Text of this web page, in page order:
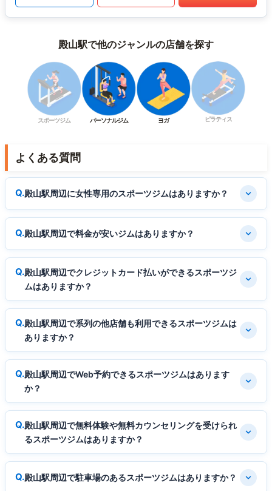
殿山駅で他のジャンルの店舗を探す
スポーツジム パーソナルジム ヨガ ピラティス
よくある質問
殿山駅周辺に女性専用のスポーツジムはありますか？
殿山駅周辺で料金が安いジムはありますか？
殿山駅周辺でクレジットカード払いができるスポーツジ
ムはありますか？
殿山駅周辺で系列の他店舗も利用できるスポーツジムは
ありますか？
殿山駅周辺でWeb予約できるスポーツジムはあります
か？
殿山駅周辺で無料体験や無料カウンセリングを受けられ
るスポーツジムはありますか？
殿山駅周辺で駐車場のあるスポーツジムはありますか？